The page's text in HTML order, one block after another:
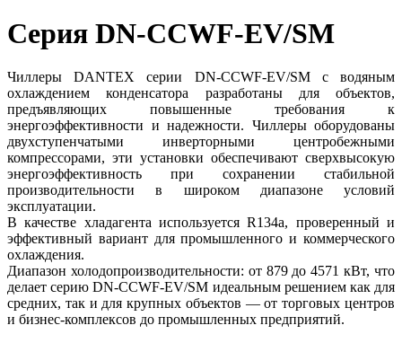
Серия DN-CCWF-EV/SM
Чиллеры DANTEX серии DN-CCWF-EV/SM с водяным
охлаждением конденсатора разработаны для объектов,
предъявляющих повышенные требования к
энергоэффективности и надежности. Чиллеры оборудованы
двухступенчатыми инверторными центробежными
компрессорами, эти установки обеспечивают сверхвысокую
энергоэффективность при сохранении стабильной
производительности в широком диапазоне условий
эксплуатации.
В качестве хладагента используется R134a, проверенный и
эффективный вариант для промышленного и коммерческого
охлаждения.
Диапазон холодопроизводительности: от 879 до 4571 кВт, что
делает серию DN-CCWF-EV/SM идеальным решением как для
средних, так и для крупных объектов — от торговых центров
и бизнес-комплексов до промышленных предприятий.